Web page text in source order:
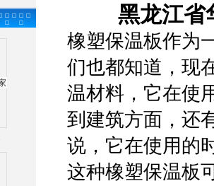
黑龙江省
橡塑保温板作为
们也都知道，现
温材料，它在使
到建筑方面，还
说，它在使用的
这种橡塑保温板